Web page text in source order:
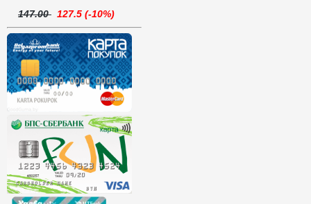
147.00 127.5 (-10%)